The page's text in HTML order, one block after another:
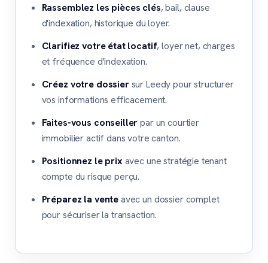
Rassemblez les pièces clés, bail, clause
d'indexation, historique du loyer.
Clarifiez votre état locatif, loyer net, charges
et fréquence d'indexation.
Créez votre dossiersur Leedy pour structurer
vos informations efficacement.
Faites-vous conseillerpar un courtier
immobilier actif dans votre canton.
Positionnez le prix avec une stratégie tenant
compte du risque perçu.
Préparez la venteavec un dossier complet
pour sécuriser la transaction.